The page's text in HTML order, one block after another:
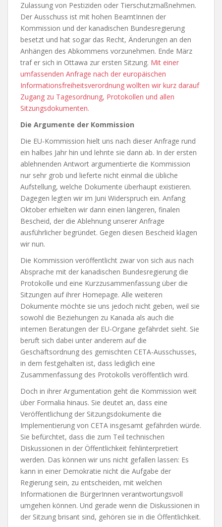
Zulassung von Pestiziden oder Tierschutzmaßnehmen.
Der Ausschuss ist mit hohen BeamtInnen der
Kommission und der kanadischen Bundesregierung
besetzt und hat sogar das Recht, Änderungen an den
Anhängen des Abkommens vorzunehmen. Ende März
traf er sich in Ottawa zur ersten Sitzung. Mit einer
umfassenden Anfrage nach der europäischen
Informationsfreiheitsverordnung wollten wir kurz darauf
Zugang zu Tagesordnung, Protokollen und allen
Sitzungsdokumenten.
Die Argumente der Kommission
Die EU-Kommission hielt uns nach dieser Anfrage rund
ein halbes Jahr hin und lehnte sie dann ab. In der ersten
ablehnenden Antwort argumentierte die Kommission
nur sehr grob und lieferte nicht einmal die übliche
Aufstellung, welche Dokumente überhaupt existieren.
Dagegen legten wir im Juni Widerspruch ein. Anfang
Oktober erhielten wir dann einen längeren, finalen
Bescheid, der die Ablehnung unserer Anfrage
ausführlicher begründet. Gegen diesen Bescheid klagen
wir nun.
Die Kommission veröffentlicht zwar von sich aus nach
Absprache mit der kanadischen Bundesregierung die
Protokolle und eine Kurzzusammenfassung über die
Sitzungen auf ihrer Homepage. Alle weiteren
Dokumente möchte sie uns jedoch nicht geben, weil sie
sowohl die Beziehungen zu Kanada als auch die
internen Beratungen der EU-Organe gefährdet sieht. Sie
beruft sich dabei unter anderem auf die
Geschäftsordnung des gemischten CETA-Ausschusses,
in dem festgehalten ist, dass lediglich eine
Zusammenfassung des Protokolls veröffentlich wird.
Doch in ihrer Argumentation geht die Kommission weit
über Formalia hinaus. Sie deutet an, dass eine
Veröffentlichung der Sitzungsdokumente die
Implementierung von CETA insgesamt gefährden würde.
Sie befürchtet, dass die zum Teil technischen
Diskussionen in der Öffentlichkeit fehlinterpretiert
werden. Das können wir uns nicht gefallen lassen: Es
kann in einer Demokratie nicht die Aufgabe der
Regierung sein, zu entscheiden, mit welchen
Informationen die BürgerInnen verantwortungsvoll
umgehen können. Und gerade wenn die Diskussionen in
der Sitzung brisant sind, gehören sie in die Öffentlichkeit.